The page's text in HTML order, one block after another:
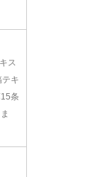
ス
キ
条